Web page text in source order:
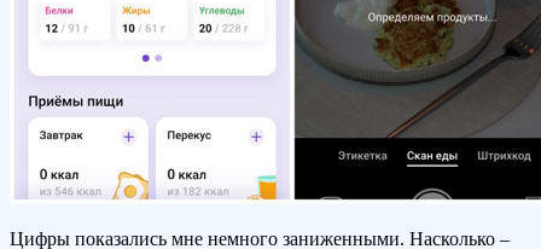
Цифры показались мне немного заниженными. Насколько –